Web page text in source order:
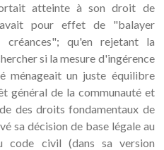
atteinte à son droit de
pour effet de "balayer
créances"; qu'en rejetant la
si la mesure d'ingérence
ménageait un juste équilibre
général de la communauté et
des droits fondamentaux de
sa décision de base légale au
code civil (dans sa version